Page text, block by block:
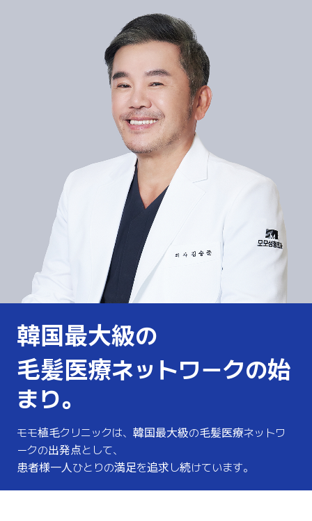
韓国最大級の
毛髪医療ネットワークの始
まり。
モモ植毛クリニックは、韓国最大級の毛髪医療ネットワ
ークの出発点として、
患者様一人ひとりの満足を追求し続けています。